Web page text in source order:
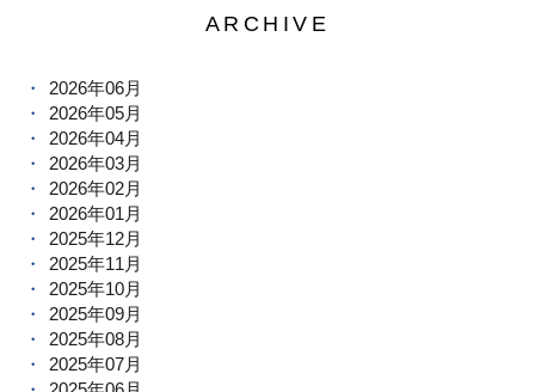
ARCHIVE
2026年06月
2026年05月
2026年04月
2026年03月
2026年02月
2026年01月
2025年12月
2025年11月
2025年10月
2025年09月
2025年08月
2025年07月